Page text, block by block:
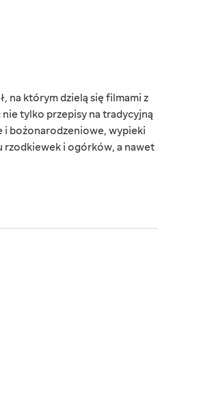
na którym dzielą się filmami z
tylko przepisy na tradycyjną
i bożonarodzeniowe, wypieki
rzodkiewek i ogórków, a nawet